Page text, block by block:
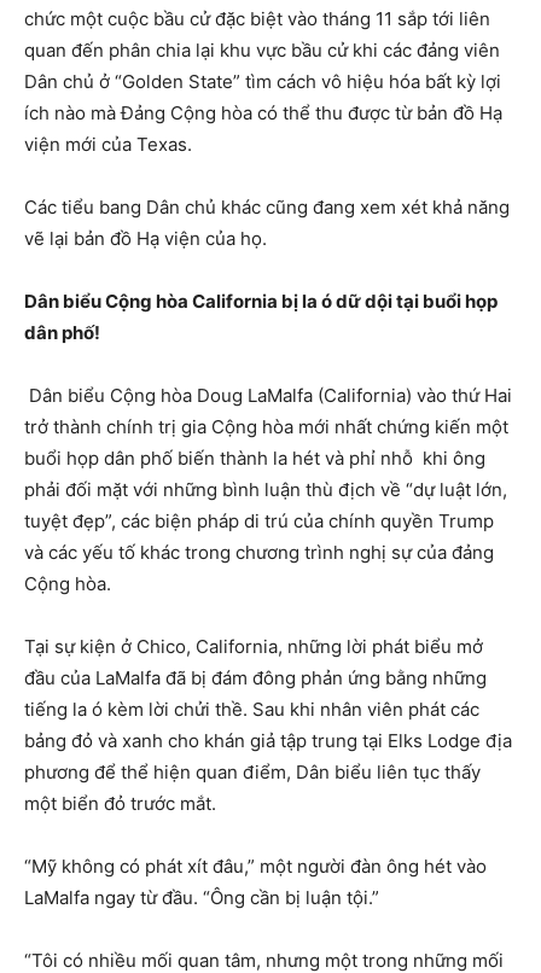
chức một cuộc bầu cử đặc biệt vào tháng 11 sắp tới liên
quan đến phân chia lại khu vực bầu cử khi các đảng viên
Dân chủ ở “Golden State” tìm cách vô hiệu hóa bất kỳ lợi
ích nào mà Đảng Cộng hòa có thể thu được từ bản đồ Hạ
viện mới của Texas.
Các tiểu bang Dân chủ khác cũng đang xem xét khả năng
vẽ lại bản đồ Hạ viện của họ.
Dân biểu Cộng hòa California bị la ó dữ dội tại buổi họp
dân phố!
Dân biểu Cộng hòa Doug LaMalfa (California) vào thứ Hai
trở thành chính trị gia Cộng hòa mới nhất chứng kiến một
buổi họp dân phố biến thành la hét và phỉ nhỗ khi ông
phải đối mặt với những bình luận thù địch về “dự luật lớn,
tuyệt đẹp”, các biện pháp di trú của chính quyền Trump
và các yếu tố khác trong chương trình nghị sự của đảng
Cộng hòa.
Tại sự kiện ở Chico, California, những lời phát biểu mở
đầu của LaMalfa đã bị đám đông phản ứng bằng những
tiếng la ó kèm lời chửi thề. Sau khi nhân viên phát các
bảng đỏ và xanh cho khán giả tập trung tại Elks Lodge địa
phương để thể hiện quan điểm, Dân biểu liên tục thấy
một biển đỏ trước mắt.
“Mỹ không có phát xít đâu,” một người đàn ông hét vào
LaMalfa ngay từ đầu. “Ông cần bị luận tội.”
“Tôi có nhiều mối quan tâm, nhưng một trong những mối